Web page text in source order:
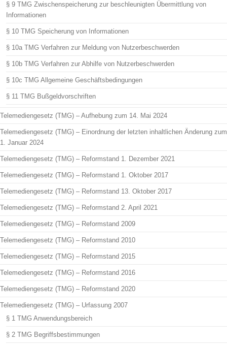
§ 9 TMG Zwischenspeicherung zur beschleunigten Übermittlung von
Informationen
§ 10 TMG Speicherung von Informationen
§ 10a TMG Verfahren zur Meldung von Nutzerbeschwerden
§ 10b TMG Verfahren zur Abhilfe von Nutzerbeschwerden
§ 10c TMG Allgemeine Geschäftsbedingungen
§ 11 TMG Bußgeldvorschriften
Telemediengesetz (TMG) – Aufhebung zum 14. Mai 2024
Telemediengesetz (TMG) – Einordnung der letzten inhaltlichen Änderung zum
1. Januar 2024
Telemediengesetz (TMG) – Reformstand 1. Dezember 2021
Telemediengesetz (TMG) – Reformstand 1. Oktober 2017
Telemediengesetz (TMG) – Reformstand 13. Oktober 2017
Telemediengesetz (TMG) – Reformstand 2. April 2021
Telemediengesetz (TMG) – Reformstand 2009
Telemediengesetz (TMG) – Reformstand 2010
Telemediengesetz (TMG) – Reformstand 2015
Telemediengesetz (TMG) – Reformstand 2016
Telemediengesetz (TMG) – Reformstand 2020
Telemediengesetz (TMG) – Urfassung 2007
§ 1 TMG Anwendungsbereich
§ 2 TMG Begriffsbestimmungen